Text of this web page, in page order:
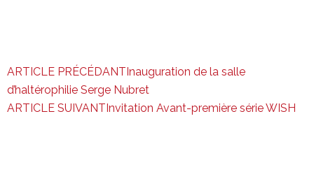
ARTICLE PRÉCÉDANTInauguration de la salle
d’haltérophilie Serge Nubret
ARTICLE SUIVANTInvitation Avant-première série WISH